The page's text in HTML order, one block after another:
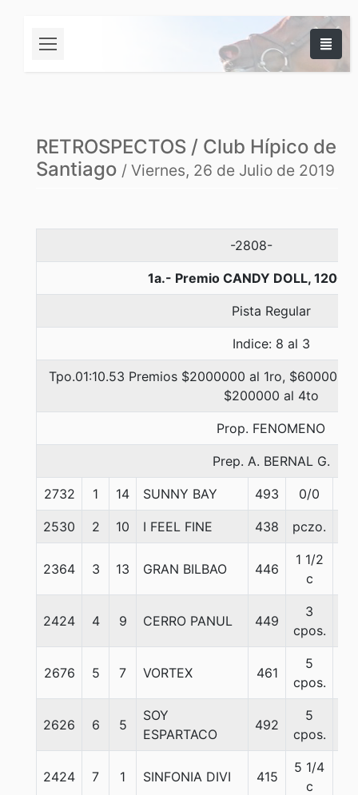
RETROSPECTOS / Club Hípico de
Santiago / Viernes, 26 de Julio de 2019
-2808-
1a.- Premio CANDY DOLL, 1200
Pista Regular
Indice: 8 al 3
Tpo.01:10.53 Premios $2000000 al 1ro, $600000
$200000 al 4to
Prop. FENOMENO
Prep. A. BERNAL G.
2732 1 14 SUNNY BAY 493 0/0
2530 2 10 I FEEL FINE 438 pczo.
2364 3 13 GRAN BILBAO 446
1 1/2
c
2424 4 9 CERRO PANUL 449
3
cpos.
2676 5 7 VORTEX 461
5
cpos.
2626 6 5
SOY
ESPARTACO
492
5
cpos.
2424 7 1 SINFONIA DIVI 415
5 1/4
c